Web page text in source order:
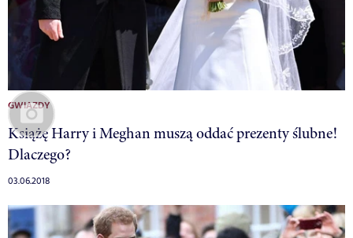
GWIAZDY
Książę Harry i Meghan muszą oddać prezenty ślubne!
Dlaczego?
03.06.2018